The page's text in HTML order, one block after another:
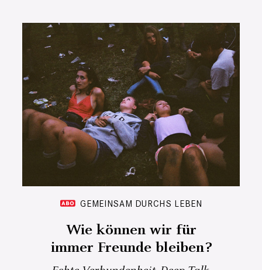
GEMEINSAM DURCHS LEBEN
Wie können wir für
immer Freunde bleiben?